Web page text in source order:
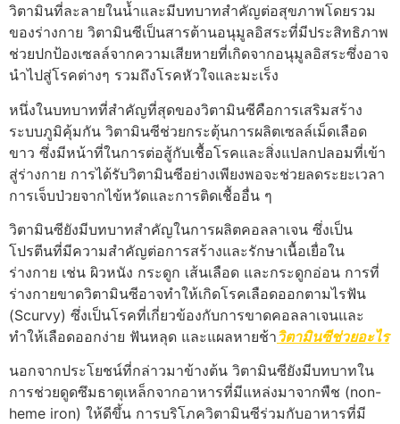
วิตามินที่ละลายในน้ำและมีบทบาทสำคัญต่อสุขภาพโดยรวม
ของร่างกาย วิตามินซีเป็นสารต้านอนุมูลอิสระที่มีประสิทธิภาพ
ช่วยปกป้องเซลล์จากความเสียหายที่เกิดจากอนุมูลอิสระซึ่งอาจ
นำไปสู่โรคต่างๆ รวมถึงโรคหัวใจและมะเร็ง
หนึ่งในบทบาทที่สำคัญที่สุดของวิตามินซีคือการเสริมสร้าง
ระบบภูมิคุ้มกัน วิตามินซีช่วยกระตุ้นการผลิตเซลล์เม็ดเลือด
ขาว ซึ่งมีหน้าที่ในการต่อสู้กับเชื้อโรคและสิ่งแปลกปลอมที่เข้า
สู่ร่างกาย การได้รับวิตามินซีอย่างเพียงพอจะช่วยลดระยะเวลา
การเจ็บป่วยจากไข้หวัดและการติดเชื้ออื่น ๆ
วิตามินซียังมีบทบาทสำคัญในการผลิตคอลลาเจน ซึ่งเป็น
โปรตีนที่มีความสำคัญต่อการสร้างและรักษาเนื้อเยื่อใน
ร่างกาย เช่น ผิวหนัง กระดูก เส้นเลือด และกระดูกอ่อน การที่
ร่างกายขาดวิตามินซีอาจทำให้เกิดโรคเลือดออกตามไรฟัน
(Scurvy) ซึ่งเป็นโรคที่เกี่ยวข้องกับการขาดคอลลาเจนและ
ทำให้เลือดออกง่าย ฟันหลุด และแผลหายช้าวิตามินซีช่วยอะไร
นอกจากประโยชน์ที่กล่าวมาข้างต้น วิตามินซียังมีบทบาทใน
การช่วยดูดซึมธาตุเหล็กจากอาหารที่มีแหล่งมาจากพืช (non-
heme iron) ให้ดีขึ้น การบริโภควิตามินซีร่วมกับอาหารที่มี